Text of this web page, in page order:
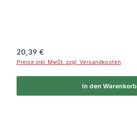
Regulärer Preis:
20,39 €
Preise inkl. MwSt. zzgl. Versandkosten
In den Warenkorb